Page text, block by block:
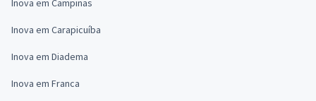
Inova em Campinas
Inova em Carapicuíba
Inova em Diadema
Inova em Franca